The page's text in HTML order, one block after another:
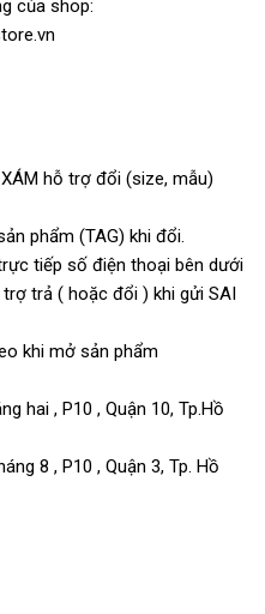
của shop:
hỗ trợ đổi (size, mẫu)
phẩm (TAG) khi đổi.
tiếp số điện thoại bên dưới
trả ( hoặc đổi ) khi gửi SAI
khi mở sản phẩm
hai , P10 , Quận 10, Tp.Hồ
8 , P10 , Quận 3, Tp. Hồ